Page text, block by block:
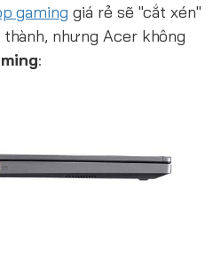
gaming giá rẻ sẽ "cắt xén"
nhưng Acer không
: